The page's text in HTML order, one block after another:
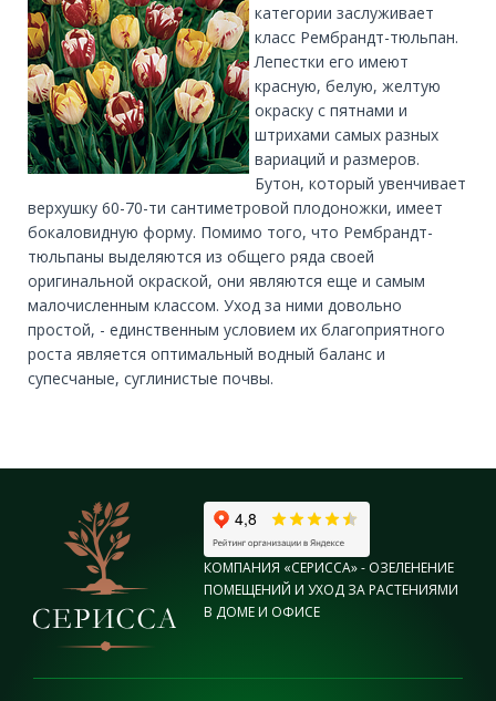
категории заслуживает
класс Рембрандт-тюльпан.
Лепестки его имеют
красную, белую, желтую
окраску с пятнами и
штрихами самых разных
вариаций и размеров.
Бутон, который увенчивает
верхушку 60-70-ти сантиметровой плодоножки, имеет
бокаловидную форму. Помимо того, что Рембрандт-
тюльпаны выделяются из общего ряда своей
оригинальной окраской, они являются еще и самым
малочисленным классом. Уход за ними довольно
простой, - единственным условием их благоприятного
роста является оптимальный водный баланс и
супесчаные, суглинистые почвы.
КОМПАНИЯ «СЕРИССА» - ОЗЕЛЕНЕНИЕ
ПОМЕЩЕНИЙ И УХОД ЗА РАСТЕНИЯМИ
В ДОМЕ И ОФИСЕ